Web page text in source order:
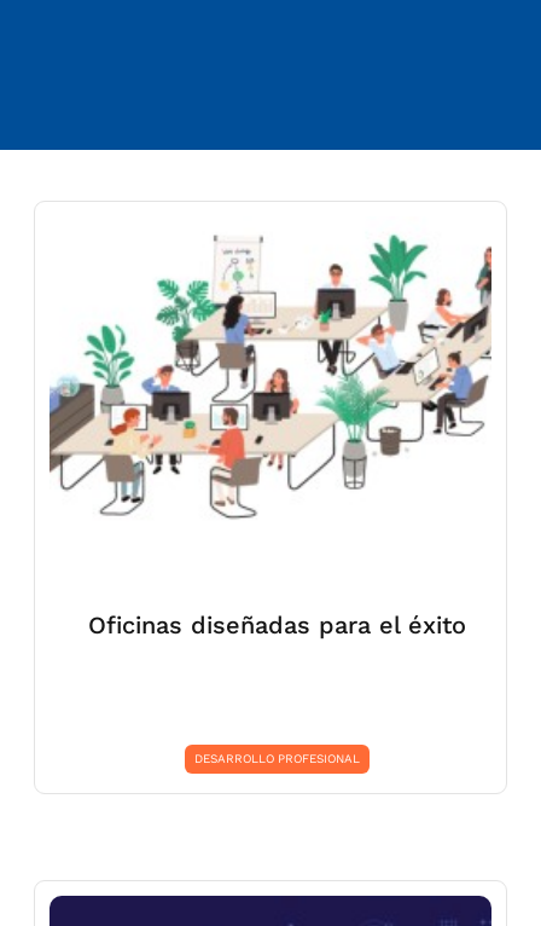
Oficinas diseñadas para el éxito
DESARROLLO PROFESIONAL